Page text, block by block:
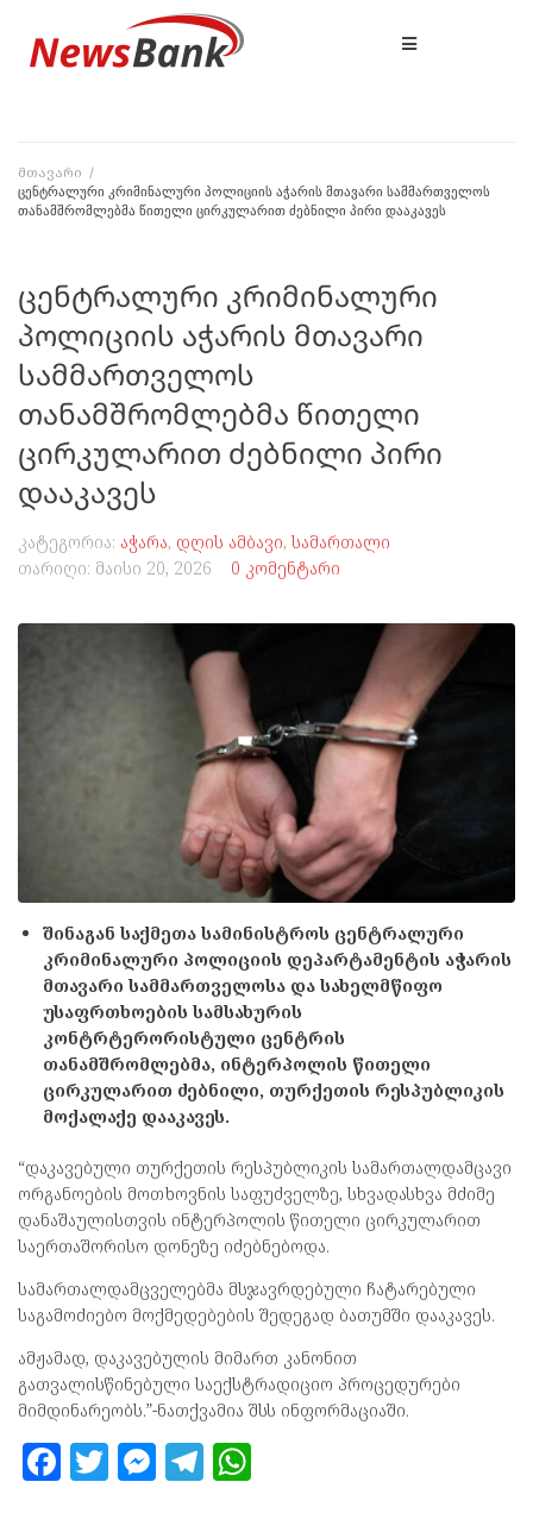
მთავარი /
ცენტრალური კრიმინალური პოლიციის აჭარის მთავარი სამმართველოს
თანამშრომლებმა წითელი ცირკულარით ძებნილი პირი დააკავეს
ცენტრალური კრიმინალური
პოლიციის აჭარის მთავარი
სამმართველოს
თანამშრომლებმა წითელი
ცირკულარით ძებნილი პირი
დააკავეს
კატეგორია: აჭარა, დღის ამბავი, სამართალი
თარიღი: მაისი 20, 2026 0 კომენტარი
შინაგან საქმეთა სამინისტროს ცენტრალური
კრიმინალური პოლიციის დეპარტამენტის აჭარის
მთავარი სამმართველოსა და სახელმწიფო
უსაფრთხოების სამსახურის
კონტრტერორისტული ცენტრის
თანამშრომლებმა, ინტერპოლის წითელი
ცირკულარით ძებნილი, თურქეთის რესპუბლიკის
მოქალაქე დააკავეს.
“დაკავებული თურქეთის რესპუბლიკის სამართალდამცავი
ორგანოების მოთხოვნის საფუძველზე, სხვადასხვა მძიმე
დანაშაულისთვის ინტერპოლის წითელი ცირკულარით
საერთაშორისო დონეზე იძებნებოდა.
სამართალდამცველებმა მსჯავრდებული ჩატარებული
საგამოძიებო მოქმედებების შედეგად ბათუმში დააკავეს.
ამჟამად, დაკავებულის მიმართ კანონით
გათვალისწინებული საექსტრადიციო პროცედურები
მიმდინარეობს.”-ნათქვამია შსს ინფორმაციაში.
F T M T